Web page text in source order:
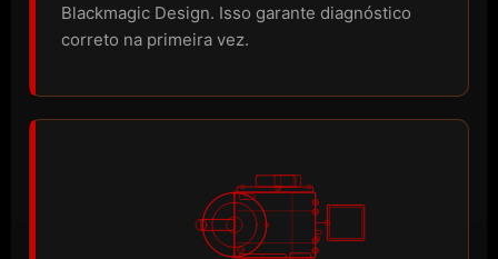
Blackmagic Design. Isso garante diagnóstico
correto na primeira vez.